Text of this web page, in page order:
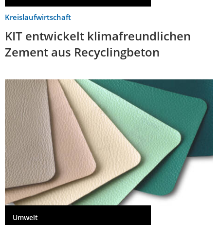
Kreislaufwirtschaft
KIT entwickelt klimafreundlichen
Zement aus Recyclingbeton
Umwelt